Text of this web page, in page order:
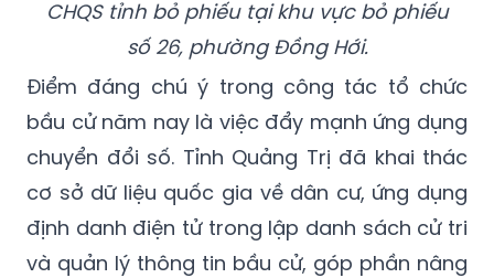
CHQS tỉnh bỏ phiếu tại khu vực bỏ phiếu
số 26, phường Đồng Hới.
Điểm đáng chú ý trong công tác tổ chức
bầu cử năm nay là việc đẩy mạnh ứng dụng
chuyển đổi số. Tỉnh Quảng Trị đã khai thác
cơ sở dữ liệu quốc gia về dân cư, ứng dụng
định danh điện tử trong lập danh sách cử tri
và quản lý thông tin bầu cử, góp phần nâng